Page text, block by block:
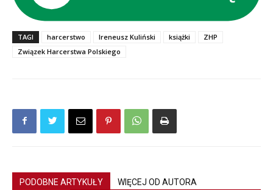
TAGI harcerstwo Ireneusz Kuliński książki
ZHP
Związek Harcerstwa Polskiego
PODOBNE ARTYKUŁY WIĘCEJ OD AUTORA